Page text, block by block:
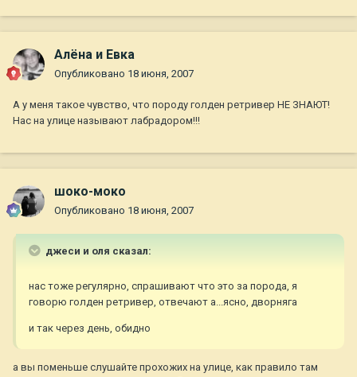
Алёна и Евка
Опубликовано 18 июня, 2007
А у меня такое чувство, что породу голден ретривер НЕ ЗНАЮТ!
Нас на улице называют лабрадором!!!
шоко-моко
Опубликовано 18 июня, 2007
джеси и оля сказал:
нас тоже регулярно, спрашивают что это за порода, я
говорю голден ретривер, отвечают а...ясно, дворняга
и так через день, обидно
а вы поменьше слушайте прохожих на улице, как правило там